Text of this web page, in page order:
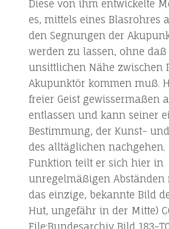
Diese von ihm entwickelte
es, mittels eines Blasrohres
den Segnungen der
werden zu lassen, ohne daß
unsittlichen Nähe zwischen
Akupunktör kommen muß.
freier Geist gewissermaßen
entlassen und kann seiner
Bestimmung, der Kunst-
des alltäglichen nachgehen.
Funktion teilt er sich hier in
unregelmäßigen Abständen
das einzige, bekannte Bild
Hut, ungefähr in der Mitte)